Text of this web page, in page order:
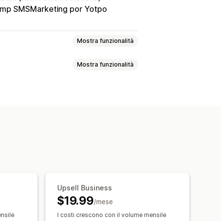
SMSMarketing por Yotpo
Mostra funzionalità
del prodotto
Pacchetti
Sconti progressivi
Mostra funzionalità
Omaggi
Upselling con un clic Multilingua
Upsell Business
$19.99/mese
I costi crescono con il volume mensile